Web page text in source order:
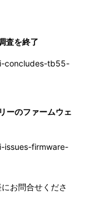
査を終了
concludes-tb55-
ーのファームウェ
issues-firmware-
お問合せくださ